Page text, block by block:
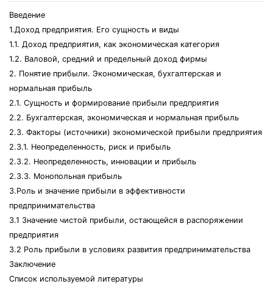
Введение
1.Доход предприятия. Его сущность и виды
1.1. Доход предприятия, как экономическая категория
1.2. Валовой, средний и предельный доход фирмы
2. Понятие прибыли. Экономическая, бухгалтерская и
нормальная прибыль
2.1. Сущность и формирование прибыли предприятия
2.2. Бухгалтерская, экономическая и нормальная прибыль
2.3. Факторы (источники) экономической прибыли предприятия
2.3.1. Неопределенность, риск и прибыль
2.3.2. Неопределенность, инновации и прибыль
2.3.3. Монопольная прибыль
3.Роль и значение прибыли в эффективности
предпринимательства
3.1 Значение чистой прибыли, остающейся в распоряжении
предприятия
3.2 Роль прибыли в условиях развития предпринимательства
Заключение
Список используемой литературы